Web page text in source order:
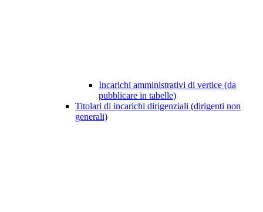
Incarichi amministrativi di vertice (da
pubblicare in tabelle)
Titolari di incarichi dirigenziali (dirigenti non
generali)